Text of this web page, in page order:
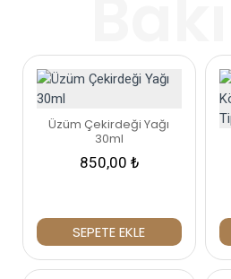
Üzüm Çekirdeği Yağı
30ml
850,00 ₺
SEPETE EKLE